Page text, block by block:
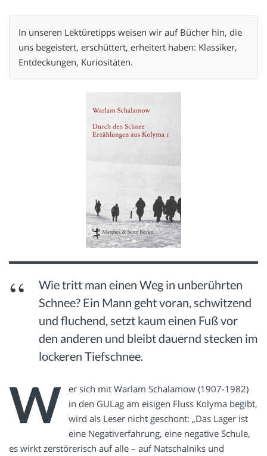
In unseren Lektüretipps weisen wir auf Bücher hin, die
uns begeistert, erschüttert, erheitert haben: Klassiker,
Entdeckungen, Kuriositäten.
Wie tritt man einen Weg in unberührten
Schnee? Ein Mann geht voran, schwitzend
und fluchend, setzt kaum einen Fuß vor
den anderen und bleibt dauernd stecken im
lockeren Tiefschnee.
W er sich mit Warlam Schalamow (1907-1982)
in den GULag am eisigen Fluss Kolyma begibt,
wird als Leser nicht geschont: „Das Lager ist
eine Negativerfahrung, eine negative Schule,
es wirkt zerstörerisch auf alle – auf Natschalniks und